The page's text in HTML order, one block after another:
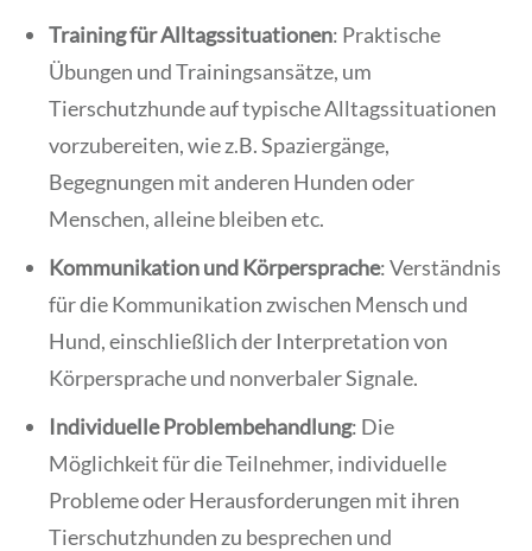
Training für Alltagssituationen: Praktische
Übungen und Trainingsansätze, um
Tierschutzhunde auf typische Alltagssituationen
vorzubereiten, wie z.B. Spaziergänge,
Begegnungen mit anderen Hunden oder
Menschen, alleine bleiben etc.
Kommunikation und Körpersprache: Verständnis
für die Kommunikation zwischen Mensch und
Hund, einschließlich der Interpretation von
Körpersprache und nonverbaler Signale.
Individuelle Problembehandlung: Die
Möglichkeit für die Teilnehmer, individuelle
Probleme oder Herausforderungen mit ihren
Tierschutzhunden zu besprechen und